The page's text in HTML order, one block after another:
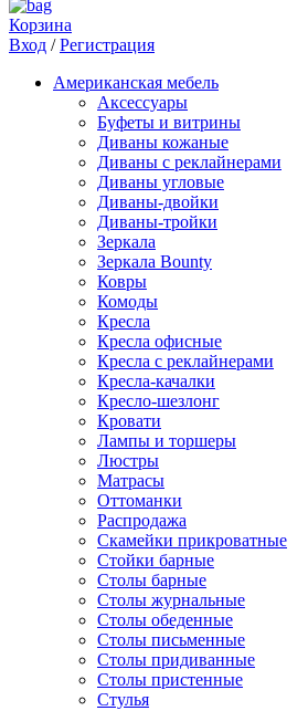
Корзина
Вход /Регистрация
Американская мебель
Аксессуары
Буфеты и витрины
Диваны кожаные
Диваны с реклайнерами
Диваны угловые
Диваны-двойки
Диваны-тройки
Зеркала
Зеркала Bounty
Ковры
Комоды
Кресла
Кресла офисные
Кресла с реклайнерами
Кресла-качалки
Кресло-шезлонг
Кровати
Лампы и торшеры
Люстры
Матрасы
Оттоманки
Распродажа
Скамейки прикроватные
Стойки барные
Столы барные
Столы журнальные
Столы обеденные
Столы письменные
Столы придиванные
Столы пристенные
Стулья